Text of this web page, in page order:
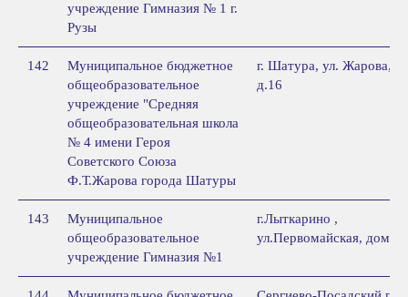
учреждение Гимназия № 1 г.
Рузы
142
Муниципальное бюджетное
общеобразовательное
учреждение "Средняя
общеобразовательная школа
№ 4 имени Героя
Советского Союза
Ф.Т.Жарова города Шатуры
г. Шатура, ул. Жарова,
д.16
143
Муниципальное
общеобразовательное
учреждение Гимназия №1
г.Лыткарино ,
ул.Первомайская, дом 1